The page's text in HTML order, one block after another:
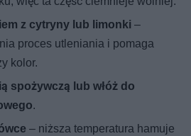
z cytryny lub limonki –
proces utleniania i pomaga
kolor.
spożywczą lub włóż do
.
– niższa temperatura hamuje